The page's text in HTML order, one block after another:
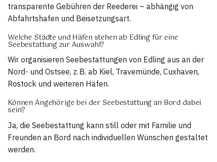
transparente Gebühren der Reederei – abhängig von
Abfahrtshafen und Beisetzungsart.
Welche Städte und Häfen stehen ab Edling für eine
Seebestattung zur Auswahl?
Wir organisieren Seebestattungen von Edling aus an der
Nord- und Ostsee, z. B. ab Kiel, Travemünde, Cuxhaven,
Rostock und weiteren Häfen.
Können Angehörige bei der Seebestattung an Bord dabei
sein?
Ja, die Seebestattung kann still oder mit Familie und
Freunden an Bord nach individuellen Wünschen gestaltet
werden.